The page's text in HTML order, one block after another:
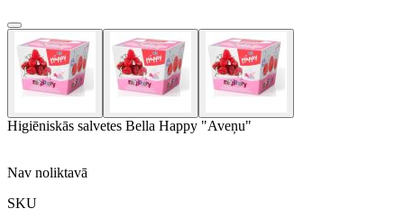
Higiēniskās salvetes Bella Happy "Aveņu"
Nav noliktavā
SKU